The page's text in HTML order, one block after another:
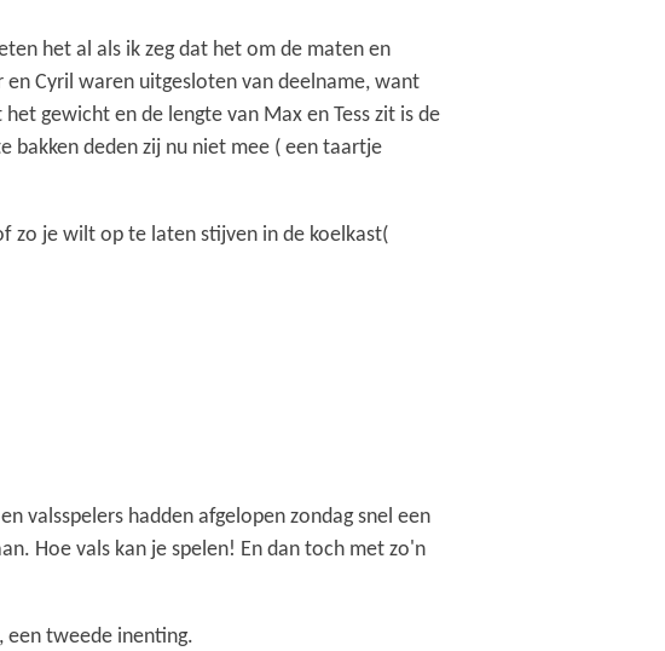
het al als ik zeg dat het om de maten en
Cyril waren uitgesloten van deelname, want
gewicht en de lengte van Max en Tess zit is de
bakken deden zij nu niet mee ( een taartje
zo je wilt op te laten stijven in de koelkast(
valsspelers hadden afgelopen zondag snel een
Hoe vals kan je spelen! En dan toch met zo'n
een tweede inenting.